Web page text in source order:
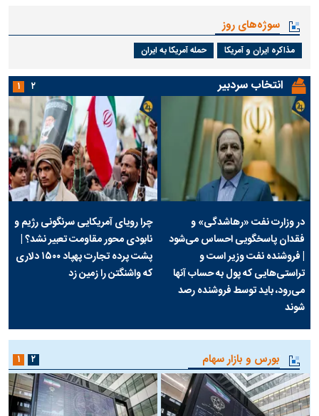
سوژه‌های روز
مذاکره ایران و آمریکا حمله آمریکا به ایران
انتخاب سردبیر
در وزارت نفت «رهاشدگی» و
فقدان پاسخگویی احساس می‌شود
| فروشنده نفت وزیر است و
تراستی‌هایی که پول به حساب آنها
می‌رود، باید توسط فروشنده رصد
شوند
چرا رویای آمریکایی سرنگونی رژیم و
نابودی محور مقاومت تعبیر نشد؟ |
پشت پرده تجارت پهپاد‌ ۱۵۰۰ دلاری
که واشنگتن را زمین زد
۱ ۲
بورس و بازار سهام ۱ ۲